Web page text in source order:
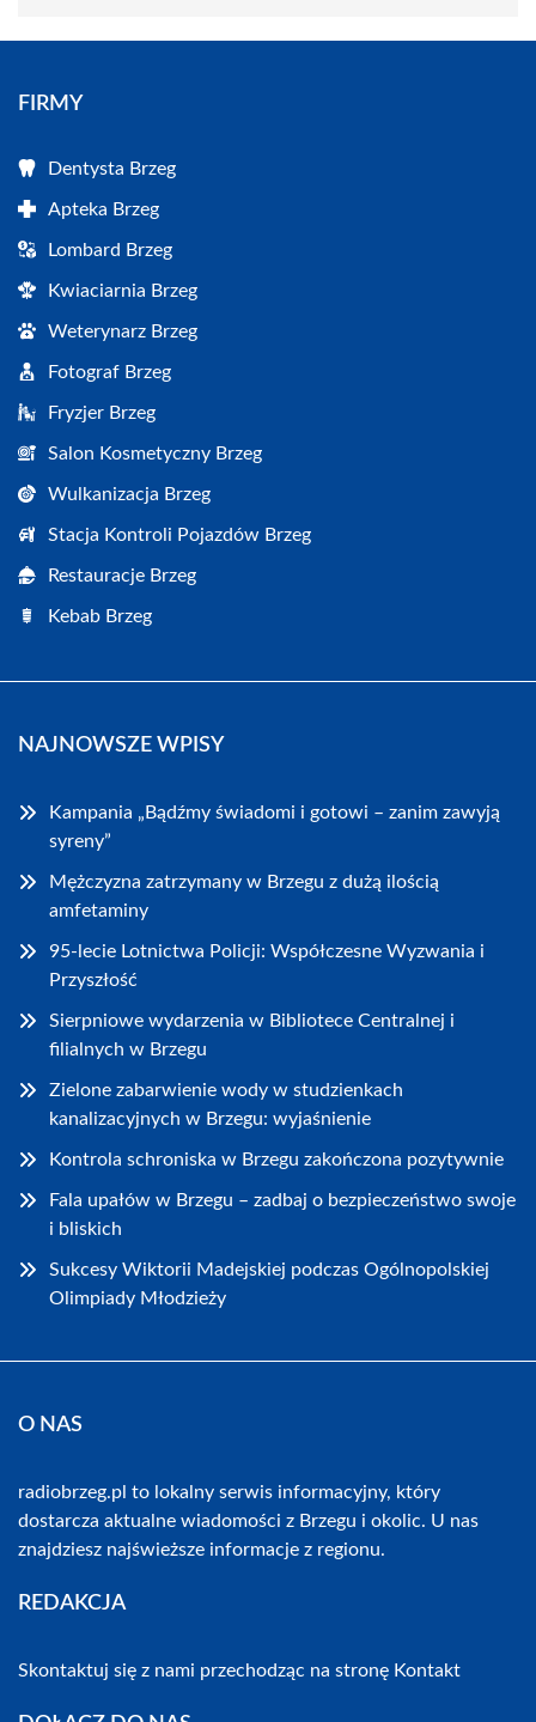
FIRMY
Dentysta Brzeg
Apteka Brzeg
Lombard Brzeg
Kwiaciarnia Brzeg
Weterynarz Brzeg
Fotograf Brzeg
Fryzjer Brzeg
Salon Kosmetyczny Brzeg
Wulkanizacja Brzeg
Stacja Kontroli Pojazdów Brzeg
Restauracje Brzeg
Kebab Brzeg
NAJNOWSZE WPISY
Kampania „Bądźmy świadomi i gotowi – zanim zawyją
syreny”
Mężczyzna zatrzymany w Brzegu z dużą ilością
amfetaminy
95-lecie Lotnictwa Policji: Współczesne Wyzwania i
Przyszłość
Sierpniowe wydarzenia w Bibliotece Centralnej i
filialnych w Brzegu
Zielone zabarwienie wody w studzienkach
kanalizacyjnych w Brzegu: wyjaśnienie
Kontrola schroniska w Brzegu zakończona pozytywnie
Fala upałów w Brzegu – zadbaj o bezpieczeństwo swoje
i bliskich
Sukcesy Wiktorii Madejskiej podczas Ogólnopolskiej
Olimpiady Młodzieży
O NAS
radiobrzeg.pl to lokalny serwis informacyjny, który
dostarcza aktualne wiadomości z Brzegu i okolic. U nas
znajdziesz najświeższe informacje z regionu.
REDAKCJA
Skontaktuj się z nami przechodząc na stronę Kontakt